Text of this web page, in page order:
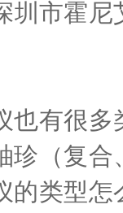
圳市霍
也有很
珍（复
的类型